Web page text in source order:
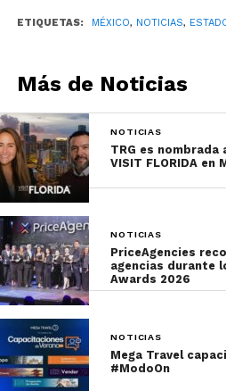
ETIQUETAS: MÉXICO, NOTICIAS,
Más de Noticias
NOTICIAS
TRG es
VISIT FLORIDA en
NOTICIAS
PriceAgencies
agencias durante
Awards 2026
NOTICIAS
Mega Travel
#ModoOn